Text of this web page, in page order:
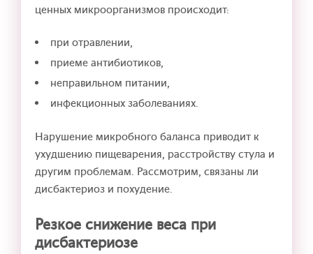
ценных микроорганизмов происходит:
при отравлении,
приеме антибиотиков,
неправильном питании,
инфекционных заболеваниях.
Нарушение микробного баланса приводит к
ухудшению пищеварения, расстройству стула и
другим проблемам. Рассмотрим, связаны ли
дисбактериоз и похудение.
Резкое снижение веса при
дисбактериозе